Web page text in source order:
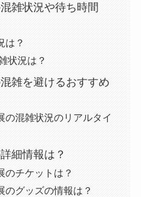
雑状況や待ち時間
は？
状況は？
雑を避けるおすすめ
の混雑状況のリアルタイ
細情報は？
のチケットは？
のグッズの情報は？